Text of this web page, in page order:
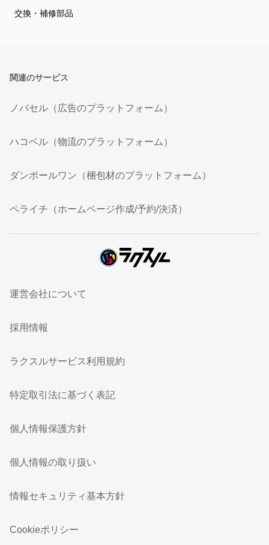
交換・補修部品
関連のサービス
ノバセル（広告のプラットフォーム）
ハコベル（物流のプラットフォーム）
ダンボールワン（梱包材のプラットフォーム）
ペライチ（ホームページ作成/予約/決済）
運営会社について
採用情報
ラクスルサービス利用規約
特定取引法に基づく表記
個人情報保護方針
個人情報の取り扱い
情報セキュリティ基本方針
Cookieポリシー